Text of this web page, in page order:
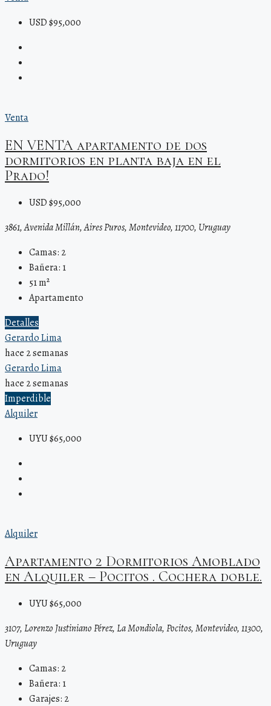
USD $95,000
Venta
EN VENTA apartamento de dos
dormitorios en planta baja en el
Prado!
USD $95,000
3861, Avenida Millán, Aires Puros, Montevideo, 11700, Uruguay
Camas: 2
Bañera: 1
51m²
Apartamento
Detalles
Gerardo Lima
hace 2 semanas
Gerardo Lima
hace 2 semanas
Imperdible
Alquiler
UYU $65,000
Alquiler
Apartamento 2 Dormitorios Amoblado
en Alquiler – Pocitos . Cochera doble.
UYU $65,000
3107, Lorenzo Justiniano Pérez, La Mondiola, Pocitos, Montevideo, 11300,
Uruguay
Camas: 2
Bañera: 1
Garajes: 2